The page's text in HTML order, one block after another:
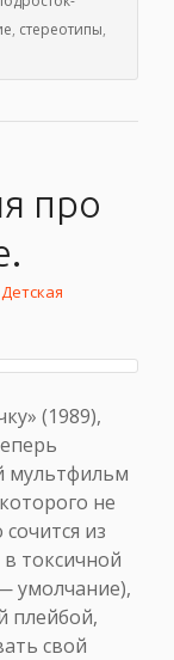
, стереотипы,
про
Детская
(1989),
мультфильм
не
из
токсичной
умолчание),
плейбой,
свой